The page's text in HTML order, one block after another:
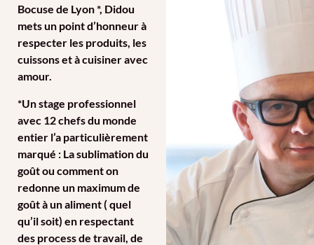
Bocuse de Lyon *, Didou
mets un point d’honneur à
respecter les produits, les
cuissons et à cuisiner avec
amour.
*Un stage professionnel
avec 12 chefs du monde
entier l’a particulièrement
marqué : La sublimation du
goût ou comment on
redonne un maximum de
goût à un aliment ( quel
qu’il soit) en respectant
des process de travail, de